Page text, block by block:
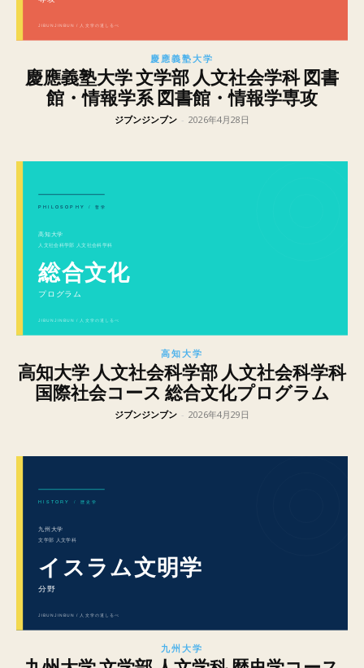
慶應義塾大学
慶應義塾大学 文学部 人文社会学科 図書
館・情報学系 図書館・情報学専攻
ジブンジンブン - 2026年4月28日
高知大学
高知大学 人文社会科学部 人文社会科学科
国際社会コース 総合文化プログラム
ジブンジンブン - 2026年4月29日
九州大学